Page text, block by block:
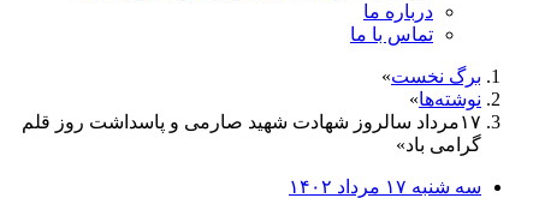
درباره ما
تماس با ما
برگ نخست
نوشته‌ها
۱۷مرداد سالروز شهادت شهید صارمی و پاسداشت روز قلم
گرامی باد
سه شنبه ۱۷ مرداد ۱۴۰۲